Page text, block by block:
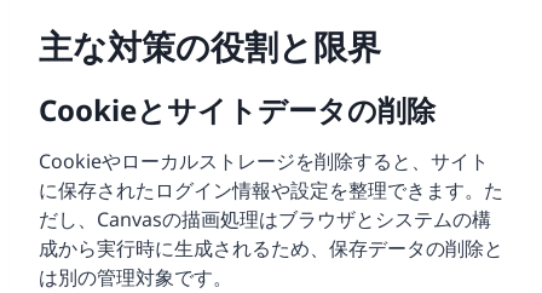
主な対策の役割と限界
Cookieとサイトデータの削除
Cookieやローカルストレージを削除すると、サイト
に保存されたログイン情報や設定を整理できます。た
だし、Canvasの描画処理はブラウザとシステムの構
成から実行時に生成されるため、保存データの削除と
は別の管理対象です。